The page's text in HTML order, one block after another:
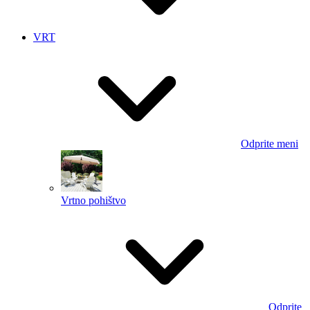
VRT
Odprite meni
Vrtno pohištvo
Odprite